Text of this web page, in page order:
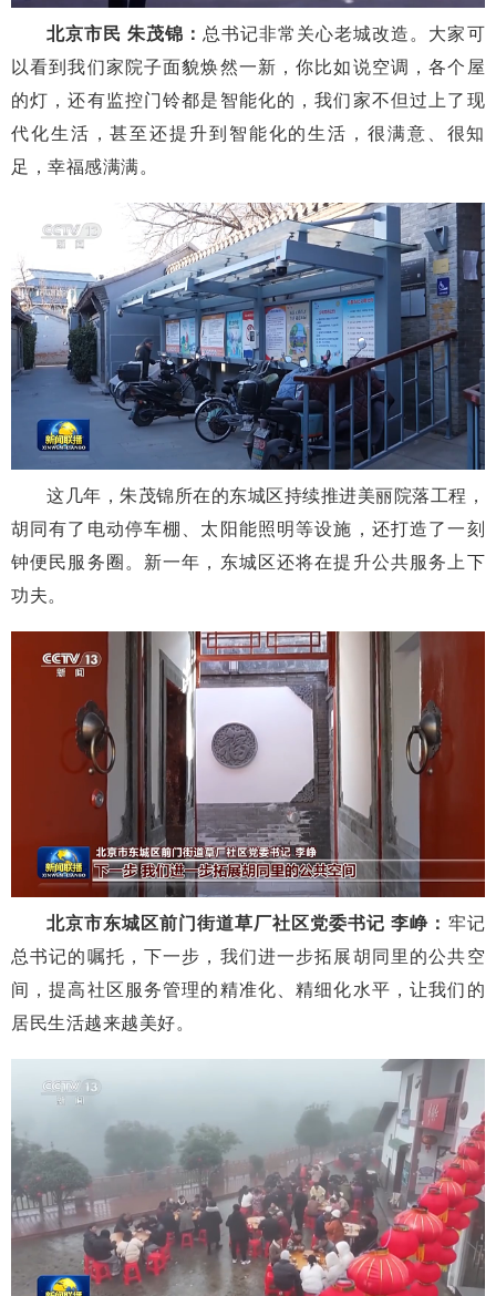
北京市民 朱茂锦：总书记非常关心老城改造。大家可
以看到我们家院子面貌焕然一新，你比如说空调，各个屋
的灯，还有监控门铃都是智能化的，我们家不但过上了现
代化生活，甚至还提升到智能化的生活，很满意、很知
足，幸福感满满。
这几年，朱茂锦所在的东城区持续推进美丽院落工程，
胡同有了电动停车棚、太阳能照明等设施，还打造了一刻
钟便民服务圈。新一年，东城区还将在提升公共服务上下
功夫。
北京市东城区前门街道草厂社区党委书记 李峥 ： 牢记
总书记的嘱托，下一步，我们进一步拓展胡同里的公共空
间，提高社区服务管理的精准化、精细化水平，让我们的
居民生活越来越美好。